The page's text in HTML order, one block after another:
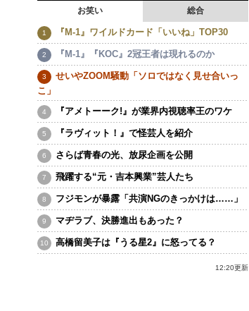
お笑い 総合
『M-1』ワイルドカード「いいね」TOP30
『M-1』『KOC』2冠王者は現れるのか
せいやZOOM騒動「ソロではなく見せ合いっ
こ」
『アメトーーク!』が業界内視聴率王のワケ
『ラヴィット！』で怪芸人を紹介
さらば青春の光、放尿企画を公開
飛躍する“元・吉本興業”芸人たち
フジモンが暴露「共演NGのきっかけは……」
マヂラブ、決勝進出もあった？
高橋留美子は『うる星2』に怒ってる？
12:20更新